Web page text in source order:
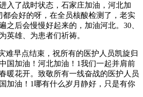
入了战时状态，石家庄加油，河北加
都会好的呀，在全员核酸检测了，老实
之后会慢慢好起来的，加油河北。30、
英雄、为患者们祈祷。
难早点结束，祝所有的医护人员凯旋归
国加油！河北加油！1我们一起并肩前
暖花开。致敬所有一线奋战的医护人员
加油！1哪有什么岁月静好，只是有你